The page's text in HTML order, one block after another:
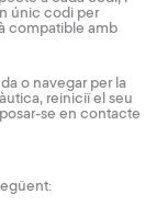
únic codi per
compatible amb
o navegar per la
reiniciï el seu
se en contacte